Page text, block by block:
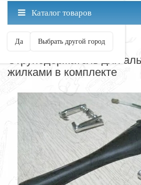
Москва ваш город?
Да Выбрать другой город
Каталог товаров
АКСЕССУАРЫ
Струнодержатель для
жилками в комплекте